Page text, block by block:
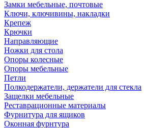
Замки мебельные, почтовые
Ключи, ключивины, накладки
Крепеж
Крючки
Направляющие
Ножки для стола
Опоры колесные
Опоры мебельные
Петли
Полкодержатели, держатели для стекла
Защелки мебельные
Реставрационные материалы
Фурнитура для ящиков
Оконная фурнтура